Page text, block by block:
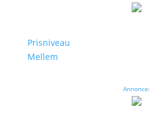
Prisniveau
Mellem
Annonce: